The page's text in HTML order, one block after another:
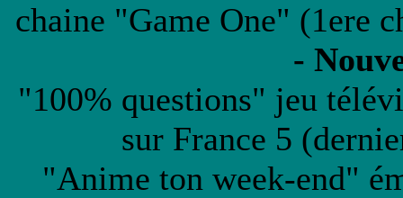
chaine "Game One" (1ere
-
"100% questions" jeu
sur France 5
"Anime ton week-end"